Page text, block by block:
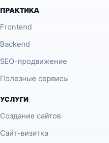
ПРАКТИКА
Frontend
Backend
SEO-продвижение
Полезные сервисы
УСЛУГИ
Создание сайтов
Сайт-визитка